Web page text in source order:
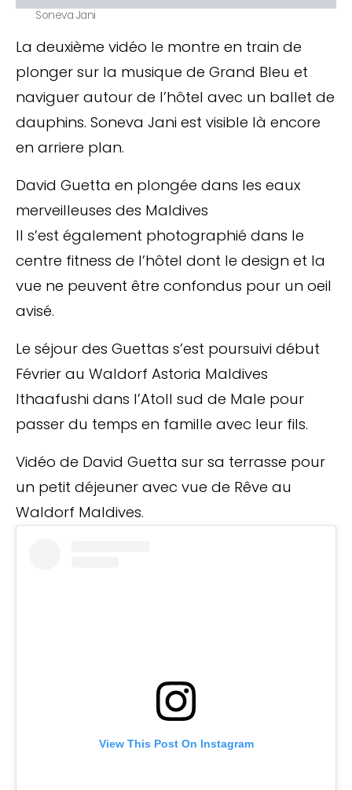
Soneva Jani
La deuxième vidéo le montre en train de
plonger sur la musique de Grand Bleu et
naviguer autour de l’hôtel avec un ballet de
dauphins. Soneva Jani est visible là encore
en arriere plan.
David Guetta en plongée dans les eaux
merveilleuses des Maldives
Il s’est également photographié dans le
centre fitness de l’hôtel dont le design et la
vue ne peuvent être confondus pour un oeil
avisé.
Le séjour des Guettas s’est poursuivi début
Février au Waldorf Astoria Maldives
Ithaafushi dans l’Atoll sud de Male pour
passer du temps en famille avec leur fils.
Vidéo de David Guetta sur sa terrasse pour
un petit déjeuner avec vue de Rêve au
Waldorf Maldives.
View This Post On Instagram